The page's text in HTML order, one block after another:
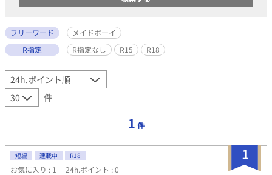
フリーワード
メイドボーイ
R指定
R指定なし R15 R18
件
1 件
1
短編 連載中 R18
お気に入り : 1 24h.ポイント : 0